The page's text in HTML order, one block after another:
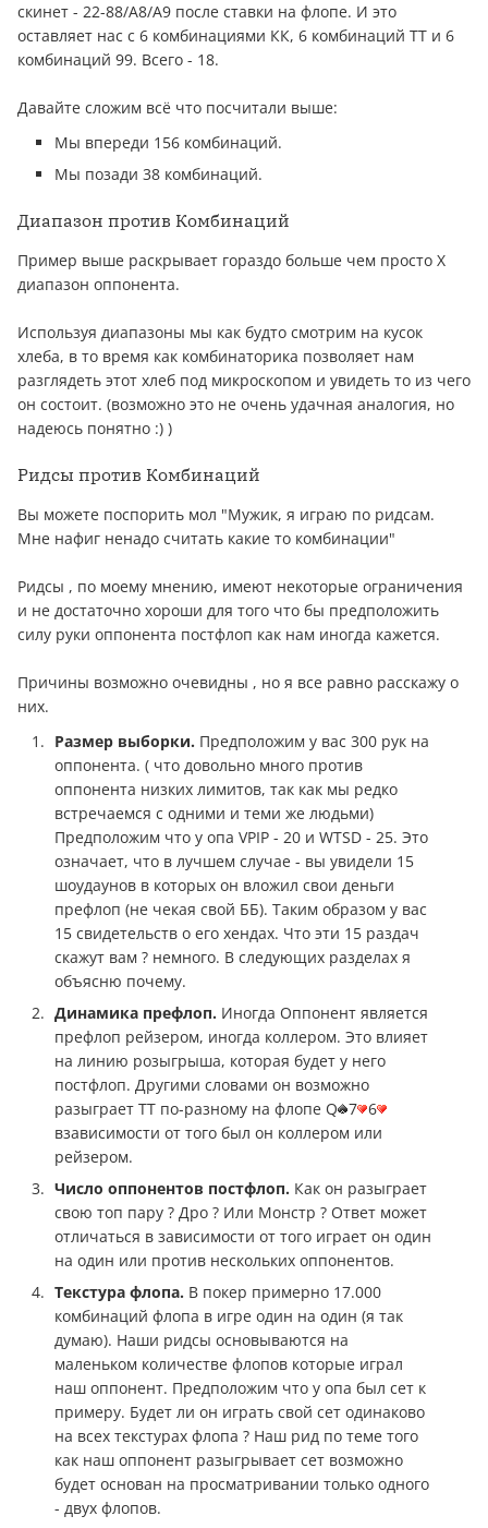
скинет - 22-88/А8/А9 после ставки на флопе. И это
оставляет нас с 6 комбинациями КК, 6 комбинаций ТТ и 6
комбинаций 99. Всего - 18.
Давайте сложим всё что посчитали выше:
Мы впереди 156 комбинаций.
Мы позади 38 комбинаций.
Диапазон против Комбинаций
Пример выше раскрывает гораздо больше чем просто Х
диапазон оппонента.
Используя диапазоны мы как будто смотрим на кусок
хлеба, в то время как комбинаторика позволяет нам
разглядеть этот хлеб под микроскопом и увидеть то из чего
он состоит. (возможно это не очень удачная анaлoгия, но
надеюсь понятно :) )
Ридсы против Комбинаций
Вы можете поспорить мол "Мужик, я играю по ридсам.
Мне нафиг ненадо считать какие то комбинации"
Ридсы , по моему мнению, имеют некоторые ограничения
и не достаточно хороши для того что бы предположить
силу руки оппонента постфлоп как нам иногда кажется.
Причины возможно очевидны , но я все равно расскажу о
них.
Размер выборки. Предположим у вас 300 рук на
оппонента. ( что довольно много против
оппонента низких лимитов, так как мы редко
встречаемся с одними и теми же людьми)
Предположим что у опа VPIP - 20 и WTSD - 25. Это
означает, что в лучшем случае - вы увидели 15
шоудаунов в которых он вложил свои дeньги
префлоп (не чекая свой ББ). Таким образом у вас
15 свидетельств о его хендах. Что эти 15 раздач
скажут вам ? немного. В следующих разделах я
объясню почему.
Динамика префлоп. Иногда Оппонент является
префлоп рейзером, иногда коллером. Это влияет
на линию розыгрыша, которая будет у него
постфлоп. Другими словами он возможно
разыграет ТТ по-разному на флопе Q 7 6
взависимости от того был он коллером или
рейзером.
Число оппонентов постфлоп. Как он разыграет
свою топ пару ? Дро ? Или Монстр ? Ответ может
отличаться в зависимости от того играет он один
на один или против нескольких оппонентов.
Текстура флопа. В покер примерно 17.000
комбинаций флопа в игре один на один (я так
думаю). Наши ридсы основываются на
маленьком количестве флопов которые играл
наш оппонент. Предположим что у опа был сет к
примеру. Будет ли он играть свой сет одинаково
на всех текстурах флопа ? Наш рид по теме того
как наш оппонент разыгрывает сет возможно
будет основан на просматривании только одного
- двух флопов.